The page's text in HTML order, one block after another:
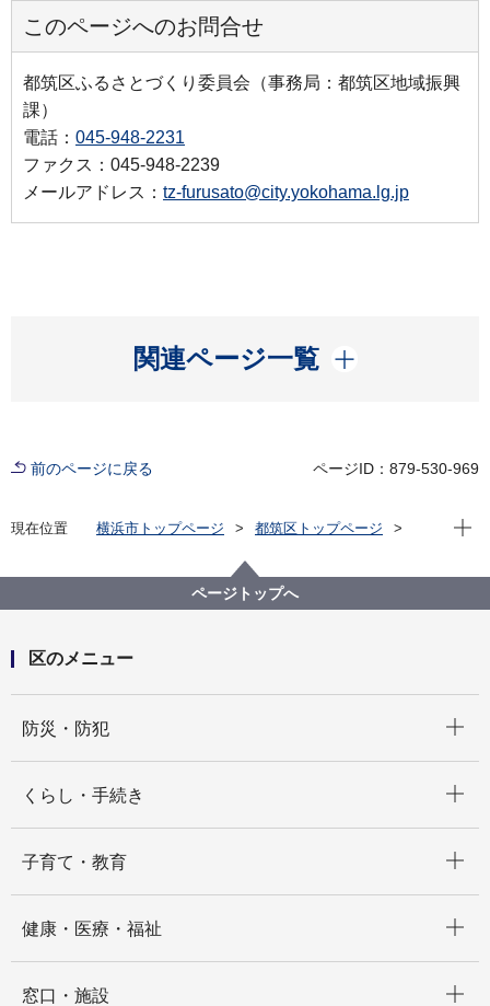
このページへのお問合せ
都筑区ふるさとづくり委員会（事務局：都筑区地域振興
課）
電話： 045-948-2231
ファクス：045-948-2239
メールアドレス： tz-furusato@city.yokohama.lg.jp
関連ページ一覧
開く
前のページに戻る ページID：879-530-969
現在位置 横浜市トップページ
都筑区トップページ
都筑区制30周年記念事業への御協賛について
現在
ページトップへ
区のメニュー
防災・防犯
くらし・手続き
子育て・教育
健康・医療・福祉
窓口・施設